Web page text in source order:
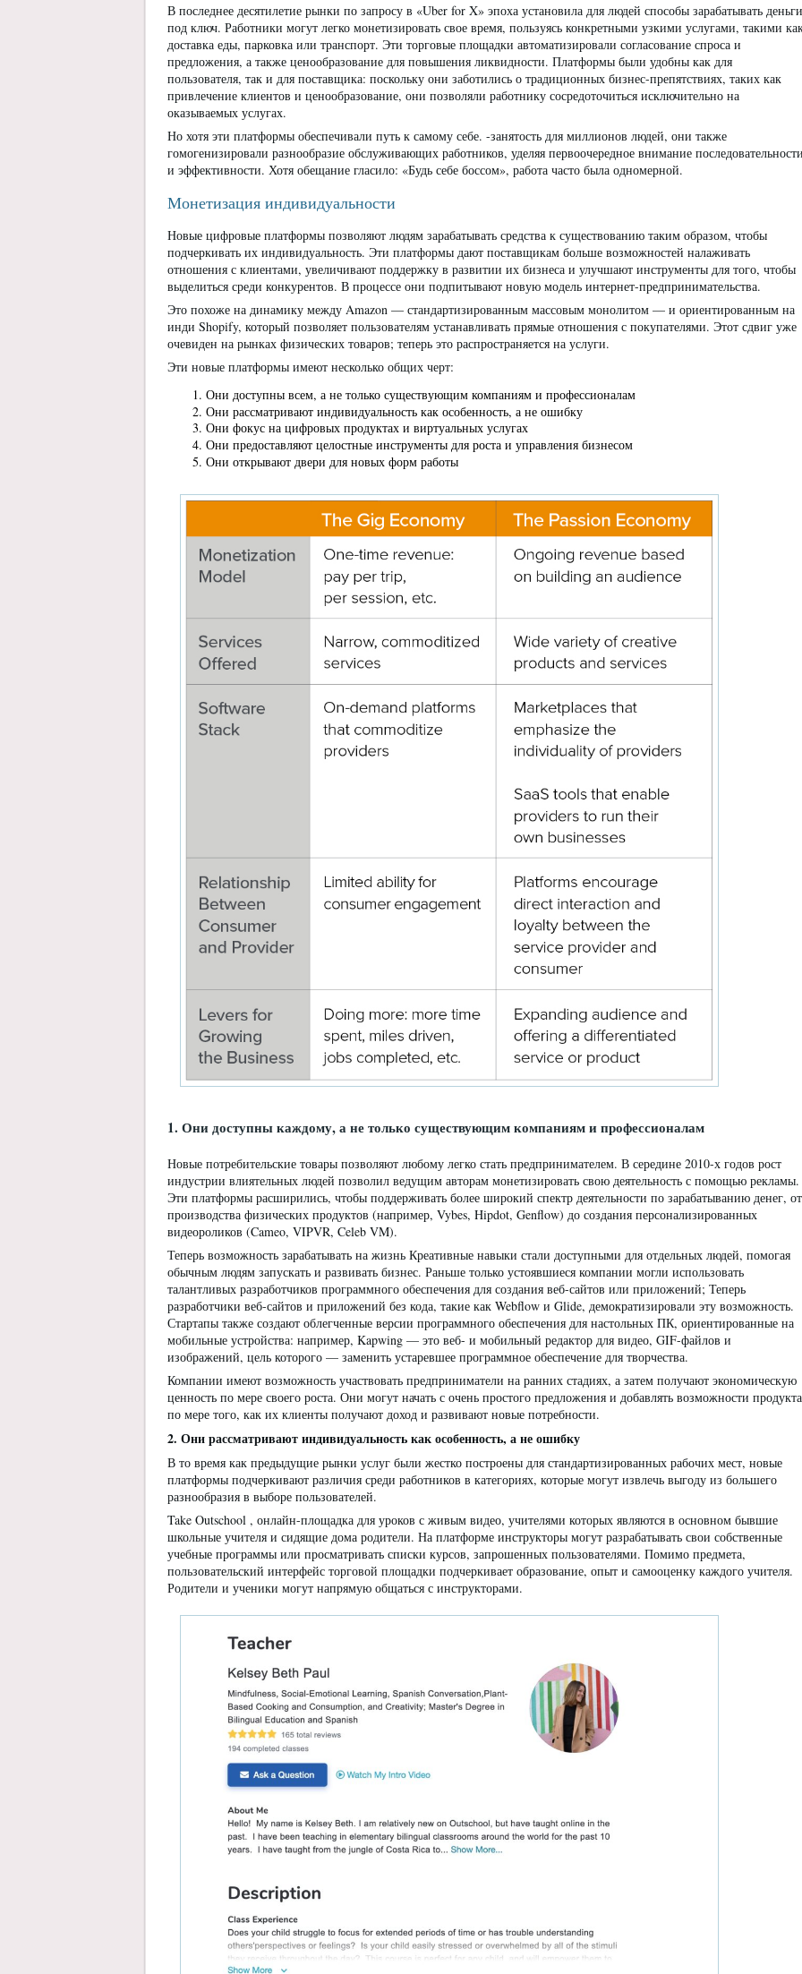
В последнее десятилетие рынки по запросу в «Uber for X» эпоха установила для людей способы зарабатывать деньги
под ключ. Работники могут легко монетизировать свое время, пользуясь конкретными узкими услугами, такими
доставка еды, парковка или транспорт. Эти торговые площадки автоматизировали согласование спроса и
предложения, а также ценообразование для повышения ликвидности. Платформы были удобны как для
пользователя, так и для поставщика: поскольку они заботились о традиционных бизнес-препятствиях, таких как
привлечение клиентов и ценообразование, они позволяли работнику сосредоточиться исключительно на
оказываемых услугах.
Но хотя эти платформы обеспечивали путь к самому себе. -занятость для миллионов людей, они также
гомогенизировали разнообразие обслуживающих работников, уделяя первоочередное внимание последовательности
и эффективности. Хотя обещание гласило: «Будь себе боссом», работа часто была одномерной.
Монетизация индивидуальности
Новые цифровые платформы позволяют людям зарабатывать средства к существованию таким образом, чтобы
подчеркивать их индивидуальность. Эти платформы дают поставщикам больше возможностей налаживать
отношения с клиентами, увеличивают поддержку в развитии их бизнеса и улучшают инструменты для того, чтобы
выделиться среди конкурентов. В процессе они подпитывают новую модель интернет-предпринимательства.
Это похоже на динамику между Amazon — стандартизированным массовым монолитом — и ориентированным на
инди Shopify, который позволяет пользователям устанавливать прямые отношения с покупателями. Этот сдвиг уже
очевиден на рынках физических товаров; теперь это распространяется на услуги.
Эти новые платформы имеют несколько общих черт:
Они доступны всем, а не только существующим компаниям и профессионалам
Они рассматривают индивидуальность как особенность, а не ошибку
Они фокус на цифровых продуктах и ​​виртуальных услугах
Они предоставляют целостные инструменты для роста и управления бизнесом
Они открывают двери для новых форм работы
1. Они доступны каждому, а не только существующим компаниям и профессионалам
Новые потребительские товары позволяют любому легко стать предпринимателем. В середине 2010-х годов рост
индустрии влиятельных людей позволил ведущим авторам монетизировать свою деятельность с помощью рекламы.
Эти платформы расширились, чтобы поддерживать более широкий спектр деятельности по зарабатыванию денег, от
производства физических продуктов (например, Vybes, Hipdot, Genflow) до создания персонализированных
видеороликов (Cameo, VIPVR, Celeb VM).
Теперь возможность зарабатывать на жизнь Креативные навыки стали доступными для отдельных людей, помогая
обычным людям запускать и развивать бизнес. Раньше только устоявшиеся компании могли использовать
талантливых разработчиков программного обеспечения для создания веб-сайтов или приложений; Теперь
разработчики веб-сайтов и приложений без кода, такие как Webflow и Glide, демократизировали эту возможность.
Стартапы также создают облегченные версии программного обеспечения для настольных ПК, ориентированные на
мобильные устройства: например, Kapwing — это веб- и мобильный редактор для видео, GIF-файлов и
изображений, цель которого — заменить устаревшее программное обеспечение для творчества.
Компании имеют возможность участвовать предприниматели на ранних стадиях, а затем получают экономическую
ценность по мере своего роста. Они могут начать с очень простого предложения и добавлять возможности продукта
по мере того, как их клиенты получают доход и развивают новые потребности.
2. Они рассматривают индивидуальность как особенность, а не ошибку
В то время как предыдущие рынки услуг были жестко построены для стандартизированных рабочих мест, новые
платформы подчеркивают различия среди работников в категориях, которые могут извлечь выгоду из большего
разнообразия в выборе пользователей.
Take Outschool , онлайн-площадка для уроков с живым видео, учителями которых являются в основном бывшие
школьные учителя и сидящие дома родители. На платформе инструкторы могут разрабатывать свои собственные
учебные программы или просматривать списки курсов, запрошенных пользователями. Помимо предмета,
пользовательский интерфейс торговой площадки подчеркивает образование, опыт и самооценку каждого учителя.
Родители и ученики могут напрямую общаться с инструкторами.